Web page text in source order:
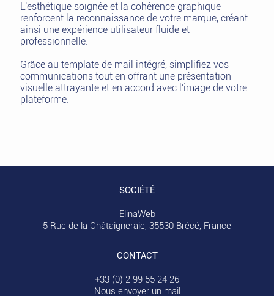
L'esthétique soignée et la cohérence graphique
renforcent la reconnaissance de votre marque, créant
ainsi une expérience utilisateur fluide et
professionnelle.
Grâce au template de mail intégré, simplifiez vos
communications tout en offrant une présentation
visuelle attrayante et en accord avec l'image de votre
plateforme.
SOCIÉTÉ
ElinaWeb
5 Rue de la Châtaigneraie, 35530 Brécé, France
CONTACT
+33 (0) 2 99 55 24 26
Nous envoyer un mail